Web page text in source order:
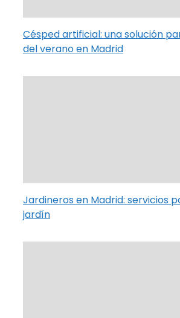
Césped artificial: una solución
del verano en Madrid
Jardineros en Madrid: servicios
jardín